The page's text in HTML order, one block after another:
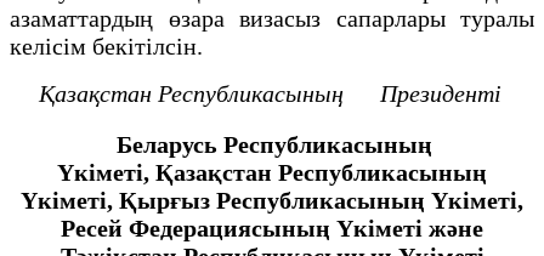
азаматтардың өзара визасыз сапарлары туралы
келісім бекітілсін.
Қазақстан Республикасының
Президенті
Беларусь Республикасының
Yкiметi, Қазақстан Республикасының
Yкiметi, Қырғыз Республикасының Yкiметi,
Ресей Федерациясының Yкiметi және